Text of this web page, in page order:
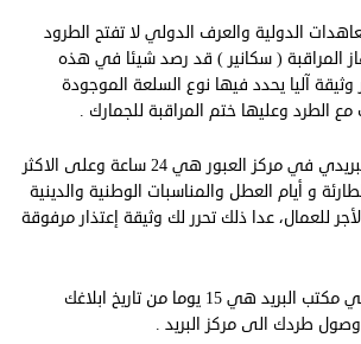
الدولية والعرف الدولي لا تفتح الطرود
المراقبة ( سكانير ) قد رصد شيئا في هذه
وثيقة آليا يحدد فيها نوع السلعة الموجودة
الطرد وعليها ختم المراقبة للجمارك .
8- مدة مكوث طردك البريدي في مركز العبور هي 24 ساعة وعلى الاكثر
و أيام العطل والمناسبات الوطنية والدينية
للعمال، عدا ذلك تحرر لك وثيقة إعتذار مرفوقة
9- مدة مكوث طردك في مكتب البريد هي 15 يوما من تاريخ ابلاغك
وصول طردك الى مركز البريد .